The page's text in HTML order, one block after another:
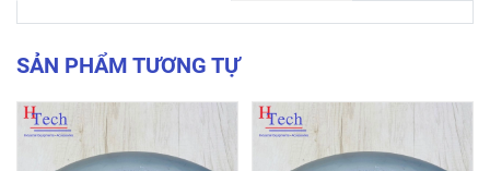
SẢN PHẨM TƯƠNG TỰ